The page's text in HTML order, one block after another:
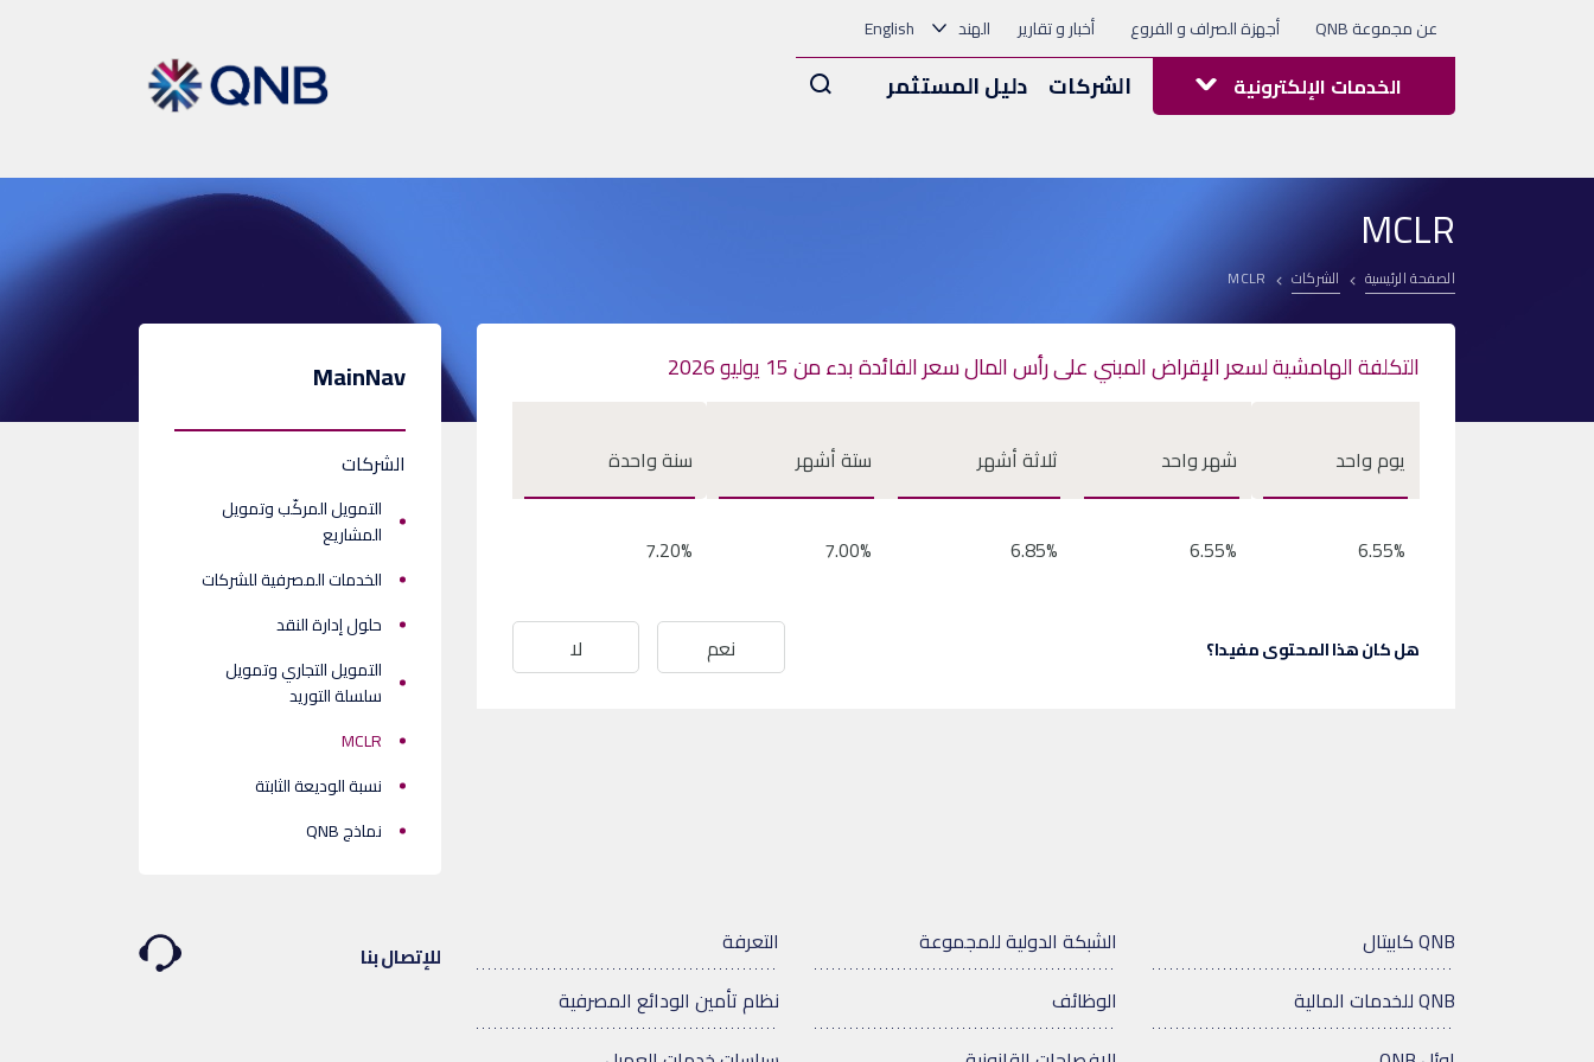
عن مجموعة QNB أجهزة الصراف و الفروع أخبار و تقارير الهند English
الشركات دليل المستثمرArama الخدمات الإلكترونية
MCLR
الصفحة الرئيسية الشركات MCLR
التكلفة الهامشية لسعر الإقراض المبني على رأس المال سعر الفائدة بدء من 15 يوليو 2026
يوم واحد شهر واحد ثلاثة أشهر ستة أشهر سنة واحدة
6.55%
6.55%
6.85%
7.00%
7.20%
هل كان هذا المحتوى مفيدا؟ نعم لا
MainNav
الشركات
التمويل المركّب وتمويل
المشاريع
الخدمات المصرفية للشركات
حلول إدارة النقد
التمويل التجاري وتمويل
سلسلة التوريد
MCLR
نسبة الوديعة الثابتة
نماذج QNB
QNB كابيتال
QNB للخدمات المالية
الشبكة الدولية للمجموعة
الوظائف
التعرفة
نظام تأمين الودائع المصرفية
للإتصال بنا